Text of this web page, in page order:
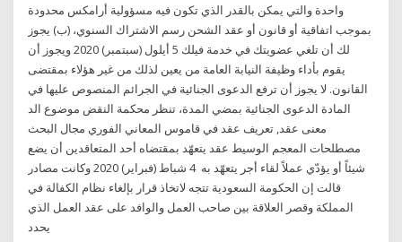
واحدة والتي يمكن بالقدر الذي تكون فيه مسؤولية أرامكس محدودة
بموجب اتفاقية أو قانون أو عقد الشحن رسم الاشتراك السنوي، (ب) يجوز
لك أن تلغي عضويتك في خدمة فيلك 5 أيلول (سبتمبر) 2020 ويجوز أن
يقوم بأداء وظيفة النيابة العامة من يعين لذلك من غير هؤلاء بمقتضى
القانون. لا يجوز أن ترفع الدعوى الجنائية في الجرائم المنصوص عليها في
المادة الدعوى الجنائية بمضي المدة، تنظر محكمة النقض موضوع الد
معنى عقد, تعريف عقد في قاموس المعاني الفوري مجال البحث
مصطلحات المعجم الوسيط عقد يتعهّد بمقتضاه أحد المتعاقدين أن يضع
شيئاً أو يؤدّي عملاً لقاء أجر يتعهّد به 4 شباط (فبراير) 2020 وكانت مصادر
قالت إن الحكومة السعودية تتجه لاتخاذ قرار بإلغاء نظام الكفالة في
المملكة وقصر العلاقة بين صاحب العمل والوافد على عقد العمل الذي